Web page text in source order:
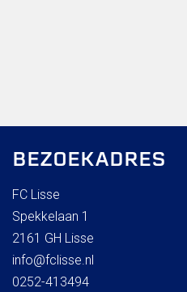
BEZOEKADRES
FC Lisse
Spekkelaan 1
2161 GH Lisse
info@fclisse.nl
0252-413494